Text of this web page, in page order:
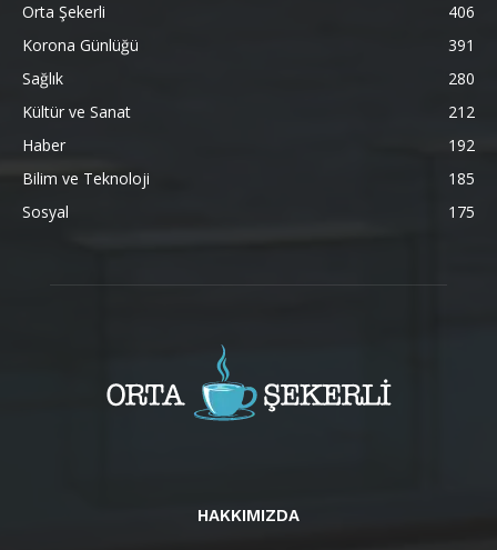
Orta Şekerli
406
Korona Günlüğü
391
Sağlık
280
Kültür ve Sanat
212
Haber
192
Bilim ve Teknoloji
185
Sosyal
175
HAKKIMIZDA